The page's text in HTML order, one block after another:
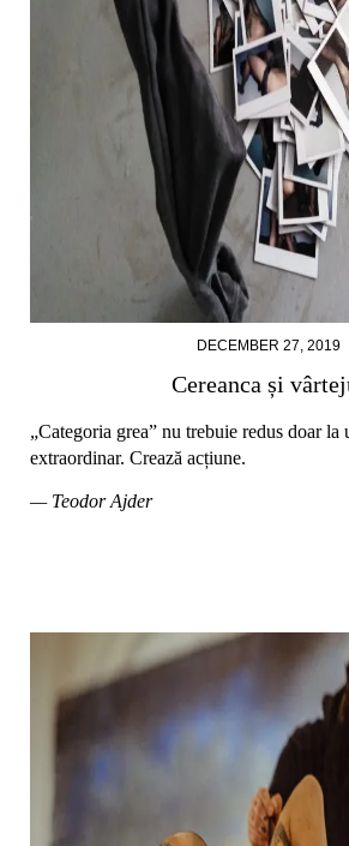
DECEMBER 27, 2019
Cereanca și
„Categoria grea” nu trebuie redus doar
extraordinar. Crează acțiune.
— Teodor Ajder